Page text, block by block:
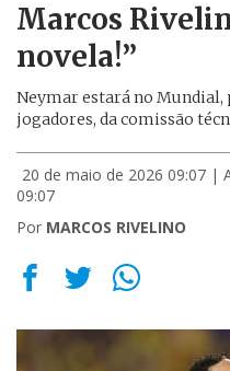
Marcos
novela!”
Neymar estará no Mundial,
jogadores, da comissão
20 de maio de 2026 09:07 |
09:07
Por MARCOS RIVELINO